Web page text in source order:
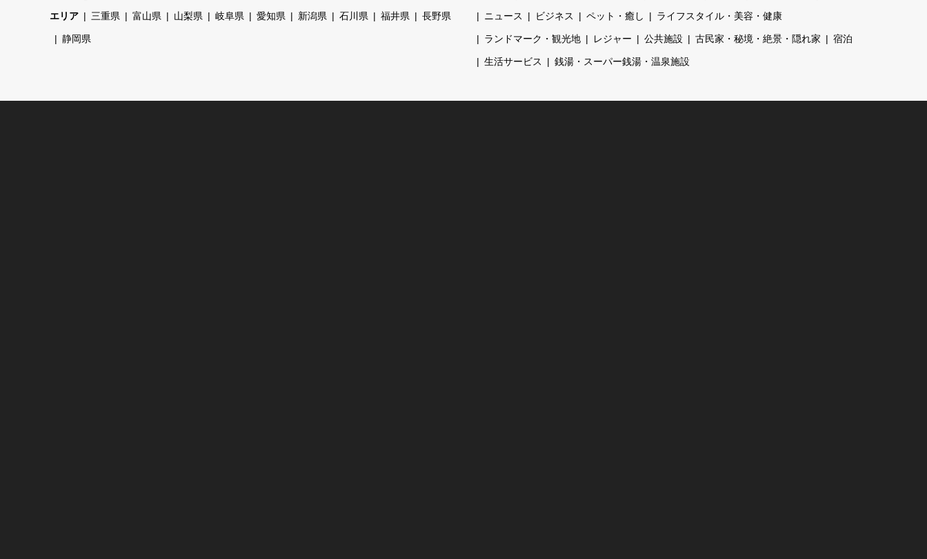
エリア 三重県 富山県 山梨県 岐阜県 愛知県 新潟県 石川県 福井県 長野県
静岡県
ニュース ビジネス ペット・癒し ライフスタイル・美容・健康
ランドマーク・観光地 レジャー 公共施設 古民家・秘境・絶景・隠れ家 宿泊
生活サービス 銭湯・スーパー銭湯・温泉施設